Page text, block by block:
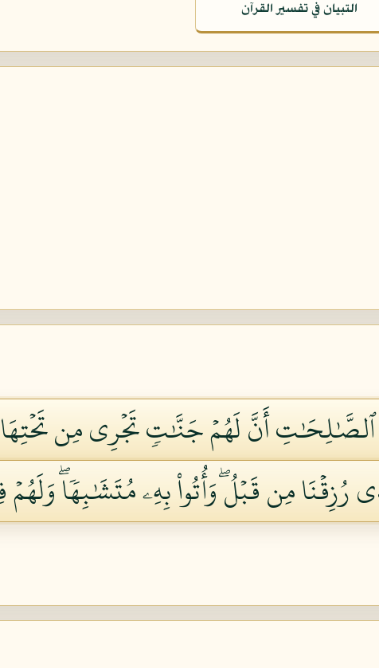
التبيان في تفسير القرآن
ٱلصَّٰلِحَٰتِ أَنَّ لَهُمۡ جَنَّٰتٖ تَجۡرِي مِن تَحۡتِهَا
رُزِقۡنَا مِن قَبۡلُۖ وَأُتُواْ بِهِۦ مُتَشَٰبِهٗاۖ